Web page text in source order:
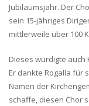
Jubiläumsjahr. Der
sein 15-jähriges
mittlerweile über 100
Dieses würdigte auch
Er dankte Rogalla für
Namen der
schaffe, diesen Chor